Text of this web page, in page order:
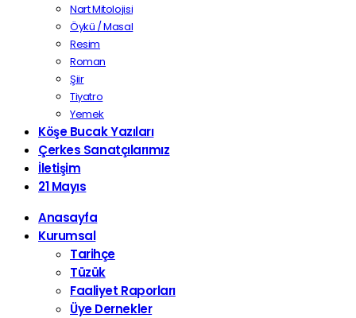
Nart Mitolojisi
Öykü / Masal
Resim
Roman
Şiir
Tiyatro
Yemek
Köşe Bucak Yazıları
Çerkes Sanatçılarımız
İletişim
21 Mayıs
Anasayfa
Kurumsal
Tarihçe
Tüzük
Faaliyet Raporları
Üye Dernekler